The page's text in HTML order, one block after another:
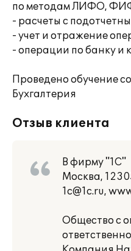
по методам ЛИФО,
- расчеты с
- учет и отражение
- операции по банку и
Проведено обучение
Бухгалтерия
Отзыв клиента
В фирму "1С"
Москва,
1c@1c.ru,
Общество с